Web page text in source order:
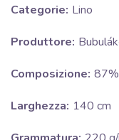
Categorie: Lino
Produttore:
Composizione:
Larghezza: 140 cm